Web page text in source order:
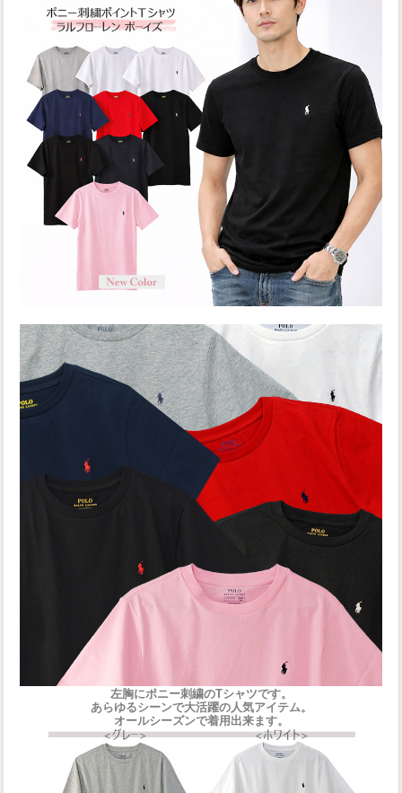
左胸にポニー刺繍のTシャツです。
あらゆるシーンで大活躍の人気アイテム。
オールシーズンで着用出来ます。